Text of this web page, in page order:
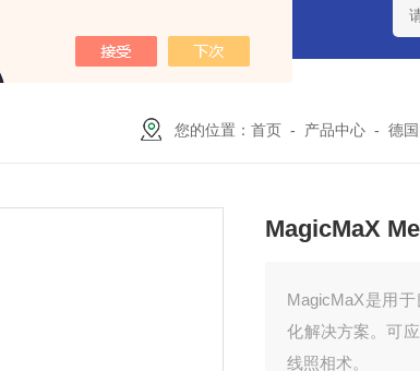
MesaLabs 气体质量流量计 CQB300数字恒流矿用
您的位置： 首页 - 产品中心 - 德
MagicMaX
MagicMaX是用
化解决方案。可
线照相术。